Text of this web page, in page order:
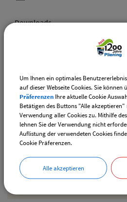
Gemeinde Pliening
Geltinger Str. 18
85652 Pliening
Downloads
Den gewählten Termin als VCS-
downloaden
Um Ihnen ein optimales
auf dieser Webseite Cookies. Sie können
Präferenzen Ihre aktuelle Cookie
Betätigen des Buttons "Alle
Verwendung aller Cookies zu. Mithilfe
lehnen Sie der Verwendung nicht
Auflistung der verwendeten Cookies
Cookie Präferenzen.
Alle akzeptieren